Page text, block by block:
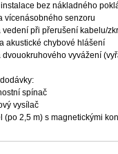
bez nákladného
vícenásobného senzoru
vedení při přerušení kabelu/
akustické chybové hlášení
dvouokruhového vyvážení
spínač
vysílač
(po 2,5 m) s magnetickými